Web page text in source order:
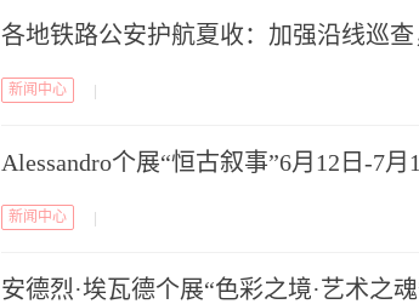
各地铁路公安护航夏收：加强沿线巡
新闻中心
Alessandro个展“恒古叙事”6月12日-7
新闻中心
安德烈·埃瓦德个展“色彩之境·艺术之